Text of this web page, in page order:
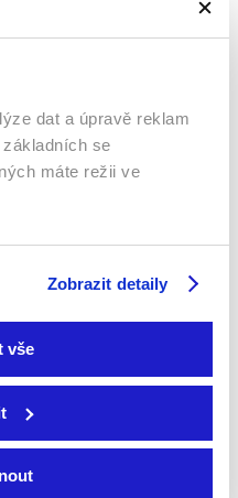
dat a úpravě reklam
se
máte režii ve
Zobrazit detaily
vše
Asterix a Obelix: Ríša
2023 | Francie, Belgie | 112
Rodinné / Komedie / Dětské
na 6 zařízeních